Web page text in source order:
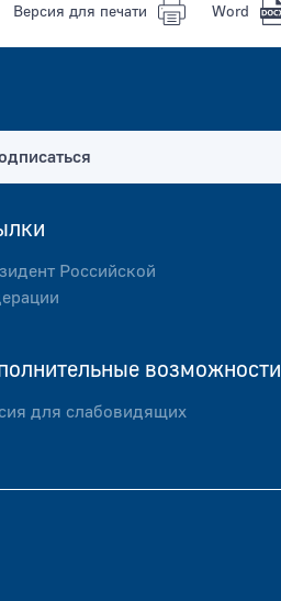
Версия для печати Word
Российской
возможности
для слабовидящих